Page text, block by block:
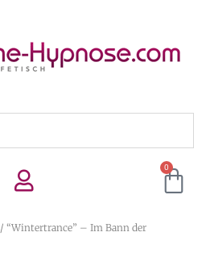
0
/ “Wintertrance” – Im Bann der